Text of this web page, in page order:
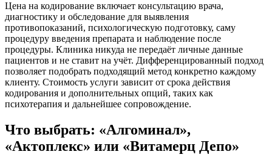
Цена на кодирование включает консультацию врача,
диагностику и обследование для выявления
противопоказаний, психологическую подготовку, саму
процедуру введения препарата и наблюдение после
процедуры. Клиника никуда не передаёт личные данные
пациентов и не ставит на учёт. Дифференцированный подход
позволяет подобрать подходящий метод конкретно каждому
клиенту. Стоимость услуги зависит от срока действия
кодирования и дополнительных опций, таких как
психотерапия и дальнейшее сопровождение.
Что выбрать: «Алгоминал»,
«Актоплекс» или «Витамерц Депо»